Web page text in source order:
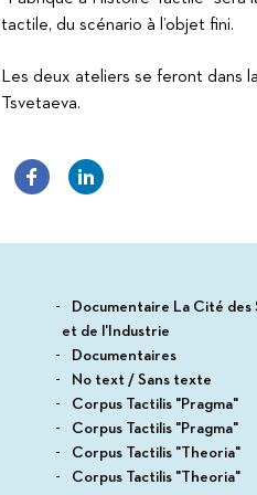
tactile, du scénario à l’objet fini.
Les deux ateliers se feront dans
Tsvetaeva.
Documentaire La Cité des
et de l'Industrie
Documentaires
No text / Sans texte
Corpus Tactilis "Pragma"
Corpus Tactilis "Pragma"
Corpus Tactilis "Theoria"
Corpus Tactilis "Theoria"